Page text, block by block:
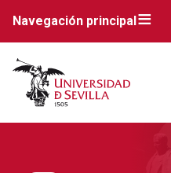
Navegación principal